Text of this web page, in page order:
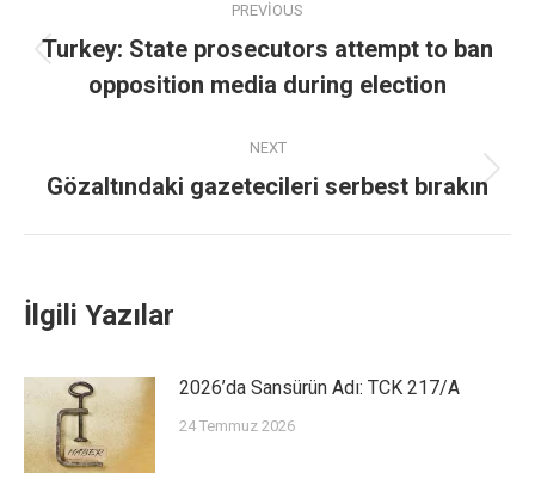
PREVIOUS
Turkey: State prosecutors attempt to ban
opposition media during election
NEXT
Gözaltındaki gazetecileri serbest bırakın
İlgili Yazılar
2026’da Sansürün Adı: TCK 217/A
24 Temmuz 2026